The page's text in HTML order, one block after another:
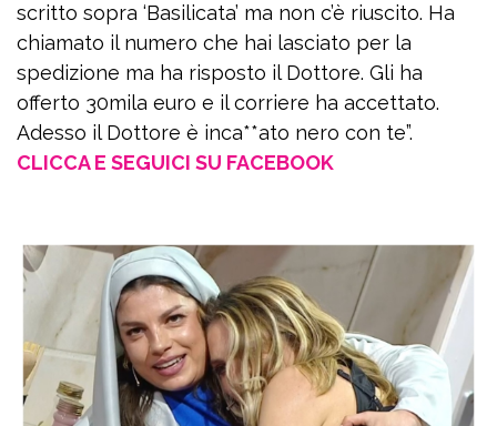
scritto sopra ‘Basilicata’ ma non c’è riuscito. Ha
chiamato il numero che hai lasciato per la
spedizione ma ha risposto il Dottore. Gli ha
offerto 30mila euro e il corriere ha accettato.
Adesso il Dottore è inca**ato nero con te”.
CLICCA E SEGUICI SU FACEBOOK